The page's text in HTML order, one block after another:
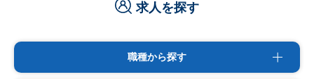
求人を探す
職種から探す